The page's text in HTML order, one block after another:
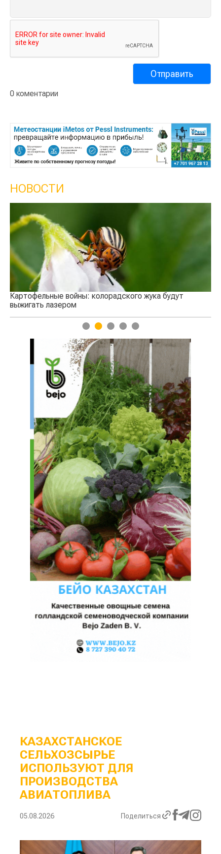
0 коментарии
НОВОСТИ
жука будут
Кыргызстан обошел
1 2 3 4 5
КАЗАХСТАНСКОЕ
СЕЛЬХОЗСЫРЬЕ
ИСПОЛЬЗУЮТ ДЛЯ
ПРОИЗВОДСТВА
АВИАТОПЛИВА
05.08.2026 Поделиться